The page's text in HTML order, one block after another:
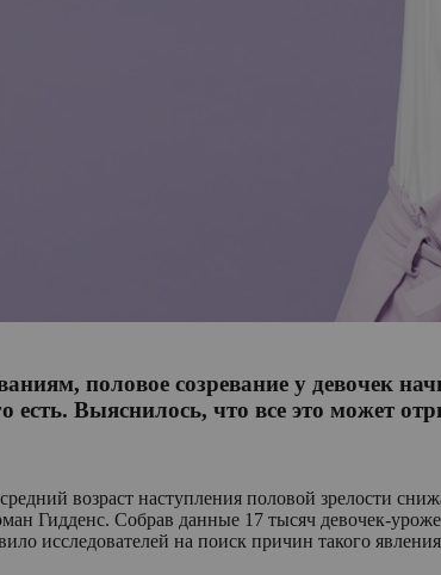
половое созревание у девочек
есть. Выяснилось, что все это может
возраст наступления половой зрелости
Гидденс. Собрав данные 17 тысяч девочек-
исследователей на поиск причин такого